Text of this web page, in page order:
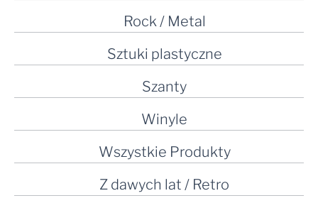
Rock / Metal
Sztuki plastyczne
Szanty
Winyle
Wszystkie Produkty
Z dawych lat / Retro